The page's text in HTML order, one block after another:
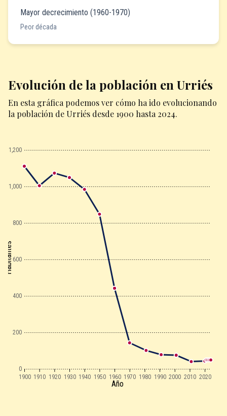
Mayor decrecimiento (1960-1970)
Peor década
Evolución de la población en Urriés
En esta gráfica podemos ver cómo ha ido evolucionando
la población de Urriés desde 1900 hasta 2024.
1900 1910 1920 1930 1940 1950 1960 1970 1980 1990 2000 2010 2020
0
200
400
600
800
1,000
1,200
Año
Habitantes